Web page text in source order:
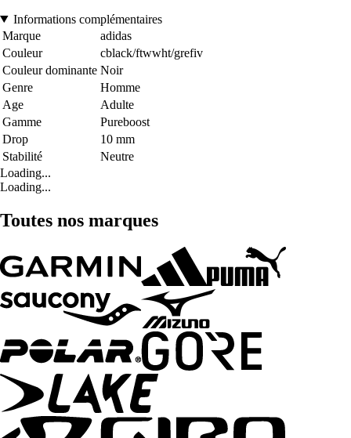
Informations complémentaires
Marque
adidas
Couleur
cblack/ftwwht/grefiv
Couleur dominante Noir
Genre
Homme
Age
Adulte
Gamme
Pureboost
Drop
10 mm
Stabilité
Neutre
Loading...
Loading...
Toutes nos marques